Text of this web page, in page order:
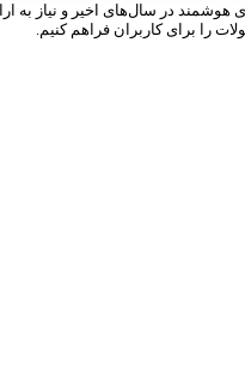
هوشمند در سال‌های اخیر و نیاز به
را برای کاربران فراهم کنیم.